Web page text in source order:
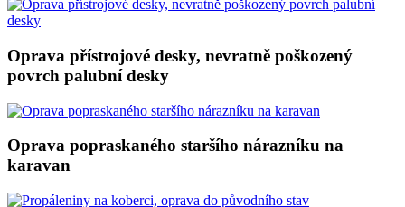
Oprava přístrojové desky, nevratně poškozený
povrch palubní desky
Oprava popraskaného staršího nárazníku na
karavan